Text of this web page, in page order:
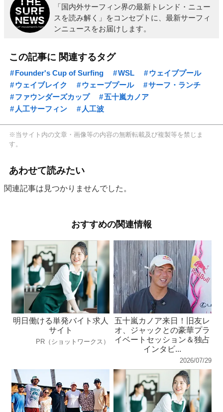
「国内外サーフィン界の最新トレンド・ニュー
スを読み解く」をコンセプトに、最新サーフィ
ンニュースをお届けします。
この記事に 関連するタグ
Founder's Cup of Surfing WSL
ウェイブプール
ウェイブレイク
ウェーブプール
サーフ・ランチ
ファウンダーズカップ
五十嵐カノア
人工サーフィン
人工波
※当サイト内の文章・画像等の内容の無断転載及び複製等を禁じま
す。
あわせて読みたい
関連記事は見つかりませんでした。
おすすめの関連情報
明日働ける単発バイト求人
サイト
PR（ショットワークス）
五十嵐カノア来日！旧友レ
オ、ジャックとの豪華プラ
イベートセッション＆独占
インタビ...
2026/07/29